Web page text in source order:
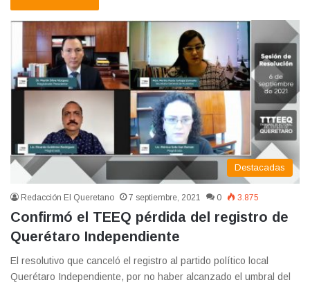
Destacadas
Redacción El Queretano 7 septiembre, 2021 0 3.875
Confirmó el TEEQ pérdida del registro de
Querétaro Independiente
El resolutivo que canceló el registro al partido político local
Querétaro Independiente, por no haber alcanzado el umbral del